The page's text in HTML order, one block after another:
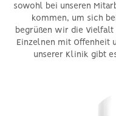
sowohl bei unseren
kommen, um sich
begrüßen wir die Vielfalt
Einzelnen mit Offenheit
unserer Klinik gibt